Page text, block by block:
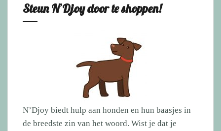
Steun N’Djoy door te shoppen!
N’Djoy biedt hulp aan honden en hun baasjes in
de breedste zin van het woord. Wist je dat je